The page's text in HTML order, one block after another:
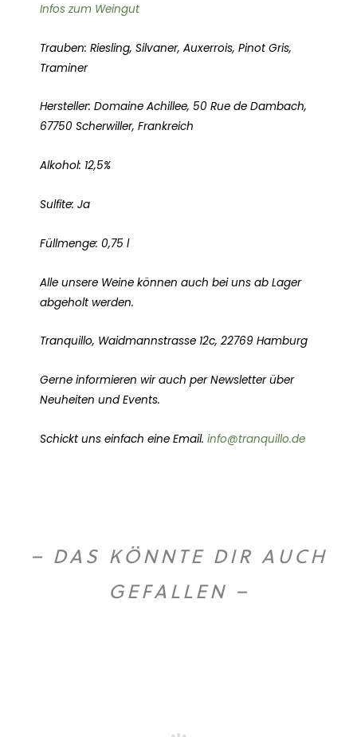
Infos zum Weingut
Trauben: Riesling, Silvaner, Auxerrois, Pinot Gris,
Traminer
Hersteller: Domaine Achillee, 50 Rue de Dambach,
67750 Scherwiller, Frankreich
Alkohol: 12,5%
Sulfite: Ja
Füllmenge: 0,75 l
Alle unsere Weine können auch bei uns ab Lager
abgeholt werden.
Tranquillo, Waidmannstrasse 12c, 22769 Hamburg
Gerne informieren wir auch per Newsletter über
Neuheiten und Events.
Schickt uns einfach eine Email. info@tranquillo.de
– DAS KÖNNTE DIR AUCH
GEFALLEN –